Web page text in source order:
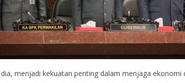
menjadi kekuatan penting dalam menjaga ekonomi